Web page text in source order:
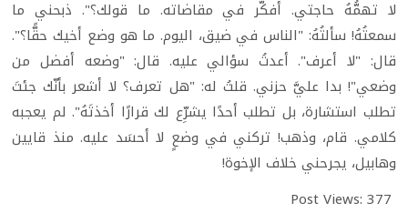
لا تهمُّهُ حاجتي. أفكّر في مقاضاته. ما قولك؟". ذبحني ما
سمعتُهُ! سألتُهُ: "الناس في ضيق، اليوم. ما هو وضع أخيك حقًّا؟".
قال: "لا أعرف". أعدتُ سؤالي عليه. قال: "وضعه أفضل من
وضعي"! بدا عليَّ حزني. قلتُ له: "هل تعرف؟ لا أشعر بأنّك جئتَ
تطلب استشارة، بل تطلب أحدًا يشرِّع لك قرارًا أخذتَهُ". لم يعجبه
كلامي. قام، وذهب! تركني في وضعٍ لا أحسَد عليه. منذ قايين
وهابيل، يجرحني خلاف الإخوة!
Post Views: 377